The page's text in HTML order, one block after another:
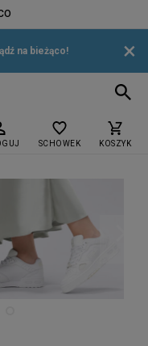
na bieżąco! ×
SCHOWEK KOSZYK